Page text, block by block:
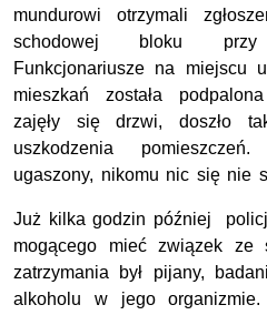
mundurowi otrzymali
schodowej bloku
Funkcjonariusze na miejscu
mieszkań została
zajęły się drzwi, doszło
uszkodzenia
ugaszony, nikomu nic się nie
Już kilka godzin później
mogącego mieć związek ze
zatrzymania był pijany,
alkoholu w jego organizmie.